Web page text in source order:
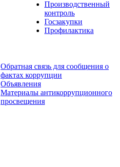
Производственный
контроль
Госзакупки
Профилактика
Обратная связь для сообщения о
фактах коррупции
Объявления
Материалы антикоррупционного
просвещения